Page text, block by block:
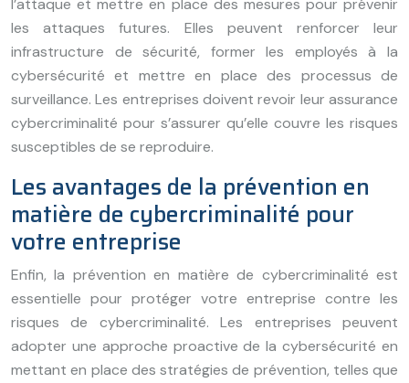
l’attaque et mettre en place des mesures pour prévenir
les attaques futures. Elles peuvent renforcer leur
infrastructure de sécurité, former les employés à la
cybersécurité et mettre en place des processus de
surveillance. Les entreprises doivent revoir leur assurance
cybercriminalité pour s’assurer qu’elle couvre les risques
susceptibles de se reproduire.
Les avantages de la prévention en
matière de cybercriminalité pour
votre entreprise
Enfin, la prévention en matière de cybercriminalité est
essentielle pour protéger votre entreprise contre les
risques de cybercriminalité. Les entreprises peuvent
adopter une approche proactive de la cybersécurité en
mettant en place des stratégies de prévention, telles que